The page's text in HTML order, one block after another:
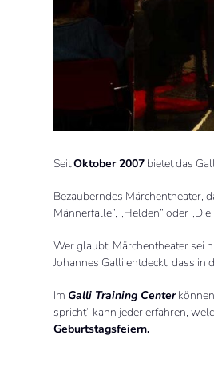
SeitOktober 2007 bietet das
Bezauberndes Märchentheater,
Männerfalle“, „Helden“ oder
Wer glaubt, Märchentheater sei
Johannes Galli entdeckt, dass in
Im Galli Training Center
spricht“ kann jeder erfahren,
Geburtstagsfeiern.